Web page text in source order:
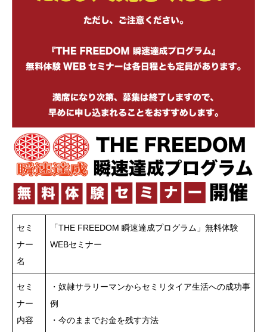
セミ
ナー
名
「THE FREEDOM 瞬速達成プログラム」無料体験
WEBセミナー
セミ
ナー
内容
・奴隷サラリーマンからセミリタイア生活への成功事
例
・今のままでお金を残す方法